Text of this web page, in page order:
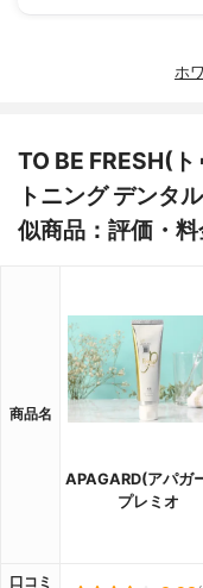
ホ
TO BE FRESH(
トニング デンタ
似商品：評価・
商品名
APAGARD(アパガ
プレミオ
口コミ